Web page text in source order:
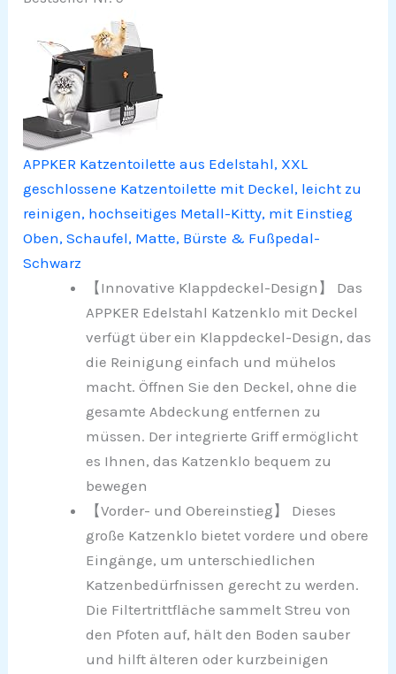
APPKER Katzentoilette aus Edelstahl, XXL
geschlossene Katzentoilette mit Deckel, leicht zu
reinigen, hochseitiges Metall-Kitty, mit Einstieg
Oben, Schaufel, Matte, Bürste & Fußpedal-
Schwarz
【Innovative Klappdeckel-Design】 Das
APPKER Edelstahl Katzenklo mit Deckel
verfügt über ein Klappdeckel-Design, das
die Reinigung einfach und mühelos
macht. Öffnen Sie den Deckel, ohne die
gesamte Abdeckung entfernen zu
müssen. Der integrierte Griff ermöglicht
es Ihnen, das Katzenklo bequem zu
bewegen
【Vorder- und Obereinstieg】 Dieses
große Katzenklo bietet vordere und obere
Eingänge, um unterschiedlichen
Katzenbedürfnissen gerecht zu werden.
Die Filtertrittfläche sammelt Streu von
den Pfoten auf, hält den Boden sauber
und hilft älteren oder kurzbeinigen